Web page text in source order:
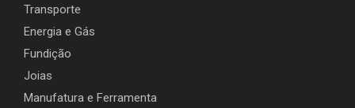
Transporte
Energia e Gás
Fundição
Joias
Manufatura e Ferramenta